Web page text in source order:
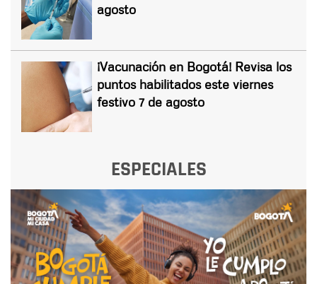
agosto
¡Vacunación en Bogotá! Revisa los
puntos habilitados este viernes
festivo 7 de agosto
ESPECIALES